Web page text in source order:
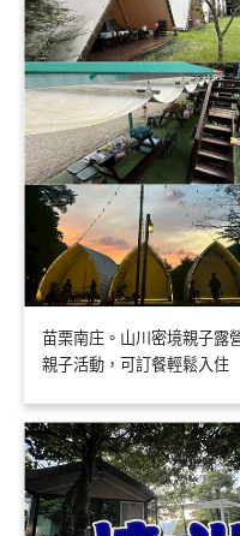
苗栗南庄。山川密境親子露
親子活動，可訂餐輕鬆入住